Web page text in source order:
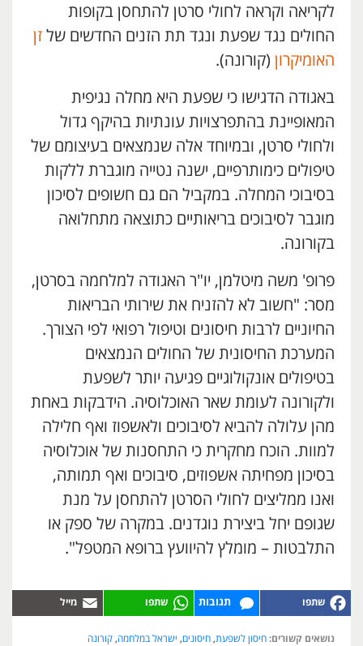
לקריאה וקראה לחולי סרטן להתחסן בקופות
החולים נגד שפעת ונגד תת הזנים החדשים של זן
האומיקרון (קורונה).
באגודה הדגישו כי שפעת היא מחלה נגיפית
המאופיינת בהתפרצויות עונתיות בהיקף גדול
ולחולי סרטן, ובמיוחד אלה שנמצאים בעיצומם של
טיפולים כימותרפיים, ישנה נטייה מוגברת ללקות
בסיבוכי המחלה. במקביל הם גם חשופים לסיכון
מוגבר לסיבוכים בריאותיים כתוצאה מתחלואה
בקורונה.
פרופ' משה מיטלמן, יו"ר האגודה למלחמה בסרטן,
מסר: "חשוב לא להזניח את שירותי הבריאות
החיוניים לרבות חיסונים וטיפול רפואי לפי הצורך.
המערכת החיסונית של החולים הנמצאים
בטיפולים אונקולוגיים פגיעה יותר לשפעת
ולקורונה לעומת שאר האוכלוסיה. הידבקות באחת
מהן עלולה להביא לסיבוכים ולאשפוז ואף חלילה
למוות. הוכח מחקרית כי התחסנות של אוכלוסיה
בסיכון מפחיתה אשפוזים, סיבוכים ואף תמותה,
ואנו ממליצים לחולי הסרטן להתחסן על מנת
שגופם יחל ביצירת נוגדנים. במקרה של ספק או
התלבטות – מומלץ להיוועץ ברופא המטפל".
תגובות
נושאים קשורים: חיסון לשפעת, חיסונים, ישראל במלחמה, קורונה